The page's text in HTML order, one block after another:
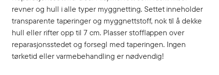
revner og hull i alle typer myggnetting. Settet inneholder
transparente taperinger og myggnettstoff, nok til å dekke
hull eller rifter opp til 7 cm. Plasser stofflappen over
reparasjonsstedet og forsegl med taperingen. Ingen
tørketid eller varmebehandling er nødvendig!